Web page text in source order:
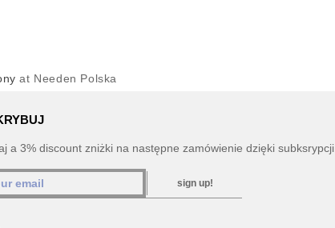
at Needen Polska
a 3% discount zniżki na następne zamówienie dzięki subksrypcji.
sign up!